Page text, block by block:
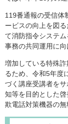
119番通報の受信体
ービスの向上を図
て消防指令システ
事務の共同運用に向
増加している特殊
るため、令和5年度
づく講座受講者を
知等を目的とした
欺電話対策機器の無